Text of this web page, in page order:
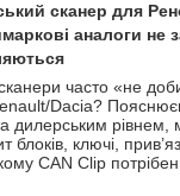
сканер для
аналоги не
часто «не
Dacia?
дилерським рівнем,
ключі,
кому CAN Clip